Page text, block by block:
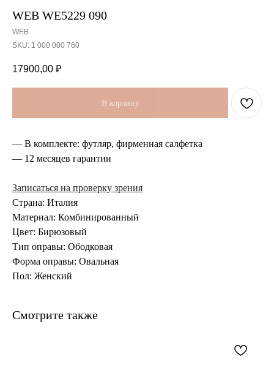
WEB WE5229 090
WEB
SKU: 1 000 000 760
17900,00 ₽
В корзину
— В комплекте: футляр, фирменная салфетка
— 12 месяцев гарантии
Записаться на проверку зрения
Страна: Италия
Материал: Комбинированный
Цвет: Бирюзовый
Тип оправы: Ободковая
Форма оправы: Овальная
Пол: Женский
Смотрите также